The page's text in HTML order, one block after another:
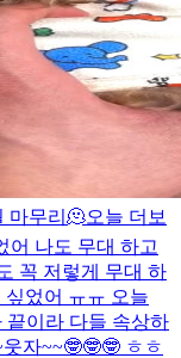
마무리🫠오늘 더보
어 나도 무대 하고
꼭 저렇게 무대 하
었어 ㅠㅠ 오늘
끝이라 다들 속상하
자~~🤓🤓🤓 ㅎㅎ